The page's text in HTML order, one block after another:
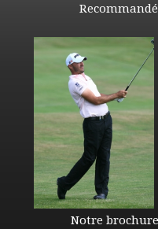
Notre